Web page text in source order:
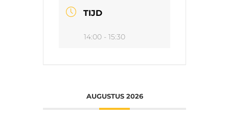
TIJD
14:00 - 15:30
AUGUSTUS 2026